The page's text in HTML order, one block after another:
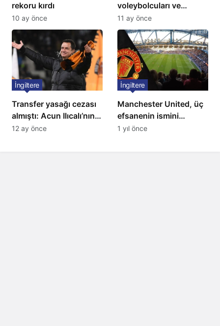
rekoru kırdı
10 ay önce
voleybolcuları ve
servetleri açıklandı:
Listede 2 Türk yıldız
bulunuyor
11 ay önce
Transfer yasağı cezası
almıştı: Acun Ilıcalı’nın
ekibi Hull City’ye kötü
İngiltere
12 ay önce
Manchester United, üç
efsanenin ismini
yasakladı
İngiltere
1 yıl önce